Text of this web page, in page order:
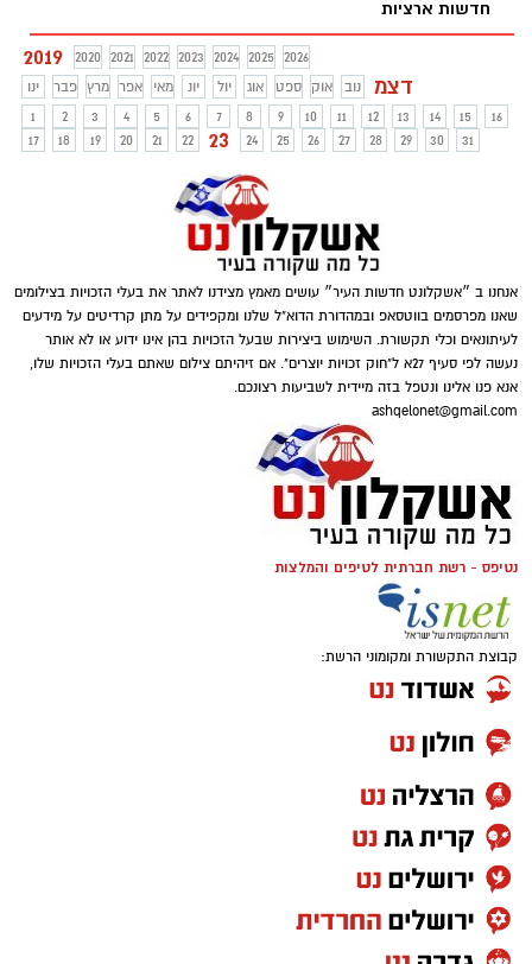
חדשות ארציות
2019 2020 2021 2022 2023 2024 2025
2026
ינו
פבר מרץ אפר מאי יונ יול אוג ספט אוק נוב דצמ
1 2 3 4 5 6 7 8 9 10 11 12 13 14 15
16
17
18 19 20 21 22 23 24 25 26 27 28 29 30 31
אנחנו ב ״אשקלונט חדשות העיר״ עושים מאמץ מצידנו לאתר את בעלי הזכויות בצילומים
שאנו מפרסמים בווטסאפ ובמהדורת הדוא"ל שלנו ומקפידים על מתן קרדיטים על מידעים
לעיתונאים וכלי תקשורת. השימוש ביצירות שבעל הזכויות בהן אינו ידוע או לא אותר
נעשה לפי סעיף 27א ל"חוק זכויות יוצרים". אם זיהיתם צילום שאתם בעלי הזכויות שלו,
אנא פנו אלינו ונטפל בזה מיידית לשביעות רצונכם.
ashqelonet@gmail.com
נטיפס - רשת חברתית לטיפים והמלצות
קבוצת התקשורת ומקומוני הרשת: